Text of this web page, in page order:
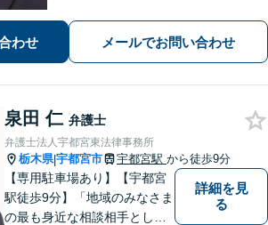
わせ メールでお問い合わせ
泉田 仁 弁護士
弁護士法人宇都宮東法律事務所
栃木県|宇都宮市 宇都宮駅 から徒歩9分
【専用駐車場あり】【宇都宮
駅徒歩9分】「地域のみなさま
の最も身近な相談相手として
詳細を見
る